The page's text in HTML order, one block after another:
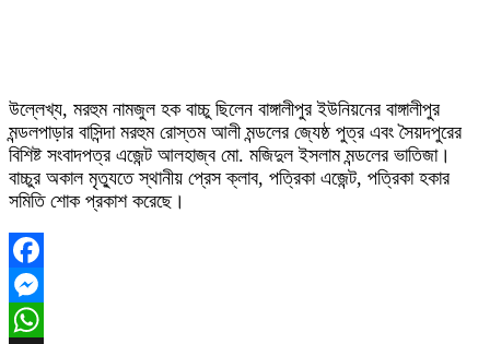
উল্লেখ্য, মরহুম নামজুল হক বাচ্চু ছিলেন বাঙ্গালীপুর ইউনিয়নের বাঙ্গালীপুর
মন্ডলপাড়ার বাসিন্দা মরহুম রোস্তম আলী মন্ডলের জ্যেষ্ঠ পুত্র এবং সৈয়দপুরের
বিশিষ্ট সংবাদপত্র এজেন্ট আলহাজ্ব মো. মজিদুল ইসলাম মন্ডলের ভাতিজা।
বাচ্চুর অকাল মৃত্যুতে স্থানীয় প্রেস ক্লাব, পত্রিকা এজেন্ট, পত্রিকা হকার
সমিতি শোক প্রকাশ করেছে।
Facebook
Messenger